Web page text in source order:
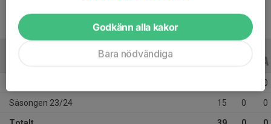
0
Säsongen 23/24 15 0 0
Godkänn alla kakor
Bara nödvändiga